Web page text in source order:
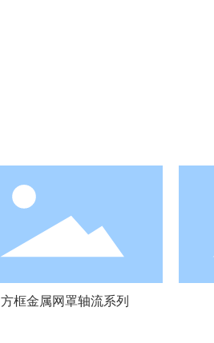
方框金属网罩轴流系列